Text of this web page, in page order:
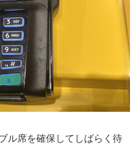
ル席を確保してしばらく待